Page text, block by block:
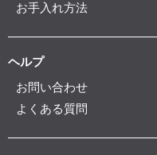
お手入れ方法
ヘルプ
お問い合わせ
よくある質問